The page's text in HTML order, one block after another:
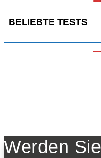
BELIEBTE TESTS
Werden Sie